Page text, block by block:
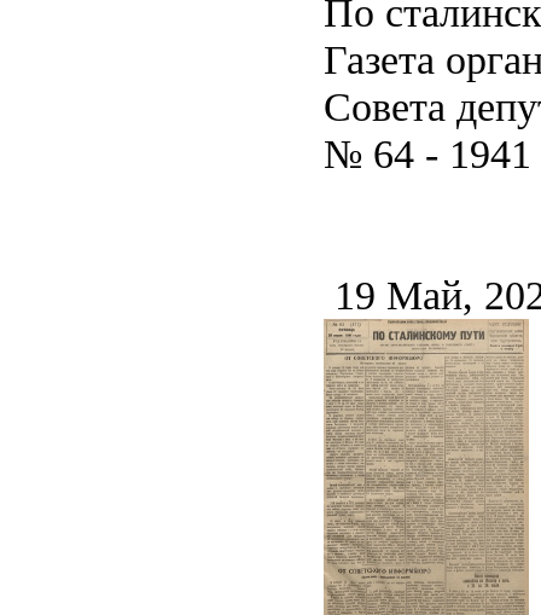
По
Газета
Совета
№ 64 - 1941
19 Май,